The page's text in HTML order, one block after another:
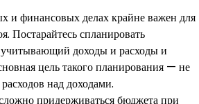
и финансовых делах крайне важен для
Постарайтесь спланировать
доходы и расходы и
цель такого планирования — не
над доходами.
придерживаться бюджета при